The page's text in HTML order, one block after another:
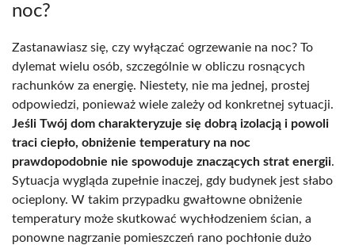
noc?
Zastanawiasz się, czy wyłączać ogrzewanie na noc? To
dylemat wielu osób, szczególnie w obliczu rosnących
rachunków za energię. Niestety, nie ma jednej, prostej
odpowiedzi, ponieważ wiele zależy od konkretnej sytuacji.
Jeśli Twój dom charakteryzuje się dobrą izolacją i powoli
traci ciepło, obniżenie temperatury na noc
prawdopodobnie nie spowoduje znaczących strat energii.
Sytuacja wygląda zupełnie inaczej, gdy budynek jest słabo
ocieplony. W takim przypadku gwałtowne obniżenie
temperatury może skutkować wychłodzeniem ścian, a
ponowne nagrzanie pomieszczeń rano pochłonie dużo